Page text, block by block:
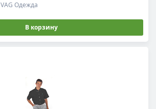
VAG Одежда
В корзину